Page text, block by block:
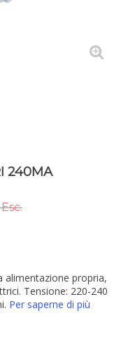
240MA
alimentazione propria,
Tensione: 220-240
Per saperne di più